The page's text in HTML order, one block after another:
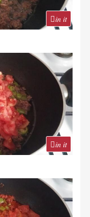
in it
in it